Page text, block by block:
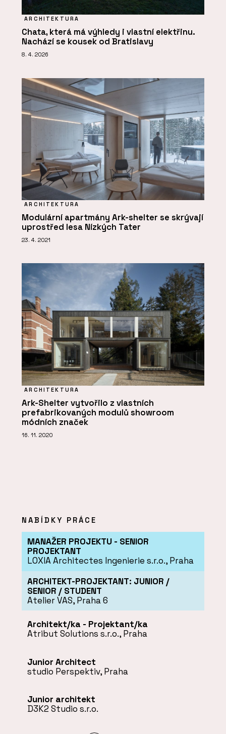
ARCHITEKTURA
Chata, která má výhledy i vlastní elektřinu.
Nachází se kousek od Bratislavy
8. 4. 2026
ARCHITEKTURA
Modulární apartmány Ark-shelter se skrývají
uprostřed lesa Nízkých Tater
23. 4. 2021
ARCHITEKTURA
Ark-Shelter vytvořilo z vlastních
prefabrikovaných modulů showroom
módních značek
16. 11. 2020
NABÍDKY PRÁCE
MANAŽER PROJEKTU - SENIOR
PROJEKTANT
LOXIA Architectes Ingenierie s.r.o., Praha
ARCHITEKT-PROJEKTANT: JUNIOR /
SENIOR / STUDENT
Atelier VAS, Praha 6
Architekt/ka - Projektant/ka
Atribut Solutions s.r.o., Praha
Junior Architect
studio Perspektiv, Praha
Junior architekt
D3K2 Studio s.r.o.